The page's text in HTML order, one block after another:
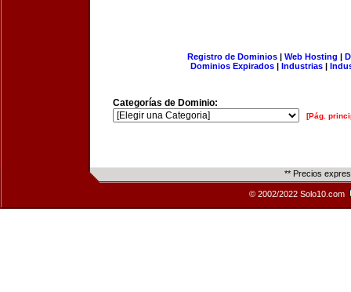
Registro de Dominios| Web Hosting |
Dominios Expirados | Industrias |
Categorías de Dominio:
[Pág.
** Precios
© 2002/2022 Solo10.com